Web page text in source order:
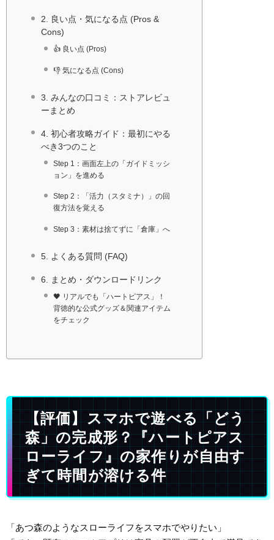
2. 良い点・気になる点 (Pros &
Cons)
👍 良い点 (Pros)
👎 気になる点 (Cons)
3. みんなの口コミ：ストアレビュ
ーまとめ
4. 初心者攻略ガイド：最初にやる
べき3つのこと
Step 1：画面左上の「ガイドミッシ
ョン」を進める
Step 2：「活力（スタミナ）」の回
復方法を覚える
Step 3：素材は捨てずに「倉庫」へ
5. よくある質問 (FAQ)
6. まとめ・ダウンロードリンク
🖤 リアルでも「ハートピアス」！
背徳的な公式グッズ＆関連アイテム
をチェック
【評価】スマホで遊べる「どう
森」の完成形？『ハートピアス
ローライフ』の家作りが自由す
ぎて時間が溶ける件
「あつ森のようなスローライフをスマホでやりたい」